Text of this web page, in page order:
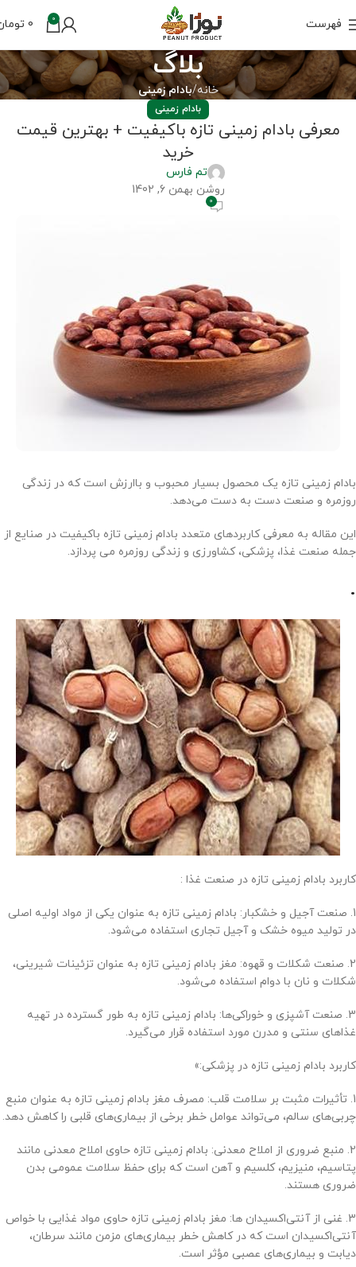
فهرست 0
0
بلاگ
خانه بادام زمینی
بادام زمینی
معرفی بادام زمینی تازه باکیفیت + بهترین قیمت
خرید
تم فارس
روشن بهمن 6, 1402
0
بادام زمینی تازه یک محصول بسیار محبوب و باارزش است که در زندگی
روزمره و صنعت دست به دست می‌دهد.
این مقاله به معرفی کاربردهای متعدد بادام زمینی تازه باکیفیت در صنایع از
جمله صنعت غذا، پزشکی، کشاورزی و زندگی روزمره می پردازد.
.
کاربرد بادام زمینی تازه در صنعت غذا :
1. صنعت آجیل و خشکبار: بادام زمینی تازه به عنوان یکی از مواد اولیه اصلی
در تولید میوه خشک و آجیل تجاری استفاده می‌شود.
2. صنعت شکلات و قهوه: مغز بادام زمینی تازه به عنوان تزئینات شیرینی،
شکلات و نان با دوام استفاده می‌شود.
3. صنعت آشپزی و خوراکی‌ها: بادام زمینی تازه به طور گسترده در تهیه
غذاهای سنتی و مدرن مورد استفاده قرار می‌گیرد.
کاربرد بادام زمینی تازه در پزشکی:»
1. تأثیرات مثبت بر سلامت قلب: مصرف مغز بادام زمینی تازه به عنوان منبع
چربی‌های سالم، می‌تواند عوامل خطر برخی از بیماری‌های قلبی را کاهش دهد.
2. منبع ضروری از املاح معدنی: بادام زمینی تازه حاوی املاح معدنی مانند
پتاسیم، منیزیم، کلسیم و آهن است که برای حفظ سلامت عمومی بدن
ضروری هستند.
3. غنی از آنتی‌اکسیدان ها: مغز بادام زمینی تازه حاوی مواد غذایی با خواص
آنتی‌اکسیدان است که در کاهش خطر بیماری‌های مزمن مانند سرطان،
دیابت و بیماری‌های عصبی مؤثر است.